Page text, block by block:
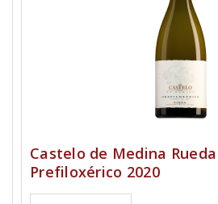
Castelo de Medina
Prefiloxérico 2020